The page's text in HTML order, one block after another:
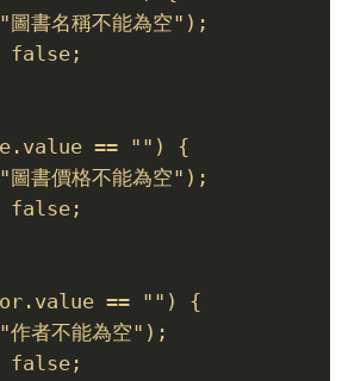
書名稱不能為空");
false;
== "") {
書價格不能為空");
false;
== "") {
者不能為空");
false;